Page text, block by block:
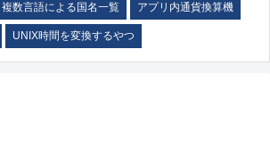
複数言語による国名一覧 アプリ内通貨換算機
UNIX時間を変換するやつ